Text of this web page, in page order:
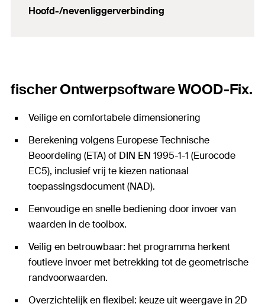
Hoofd-/nevenliggerverbinding
fischer Ontwerpsoftware WOOD-Fix.
Veilige en comfortabele dimensionering
Berekening volgens Europese Technische
Beoordeling (ETA) of DIN EN 1995-1-1 (Eurocode
EC5), inclusief vrij te kiezen nationaal
toepassingsdocument (NAD).
Eenvoudige en snelle bediening door invoer van
waarden in de toolbox.
Veilig en betrouwbaar: het programma herkent
foutieve invoer met betrekking tot de geometrische
randvoorwaarden.
Overzichtelijk en flexibel: keuze uit weergave in 2D